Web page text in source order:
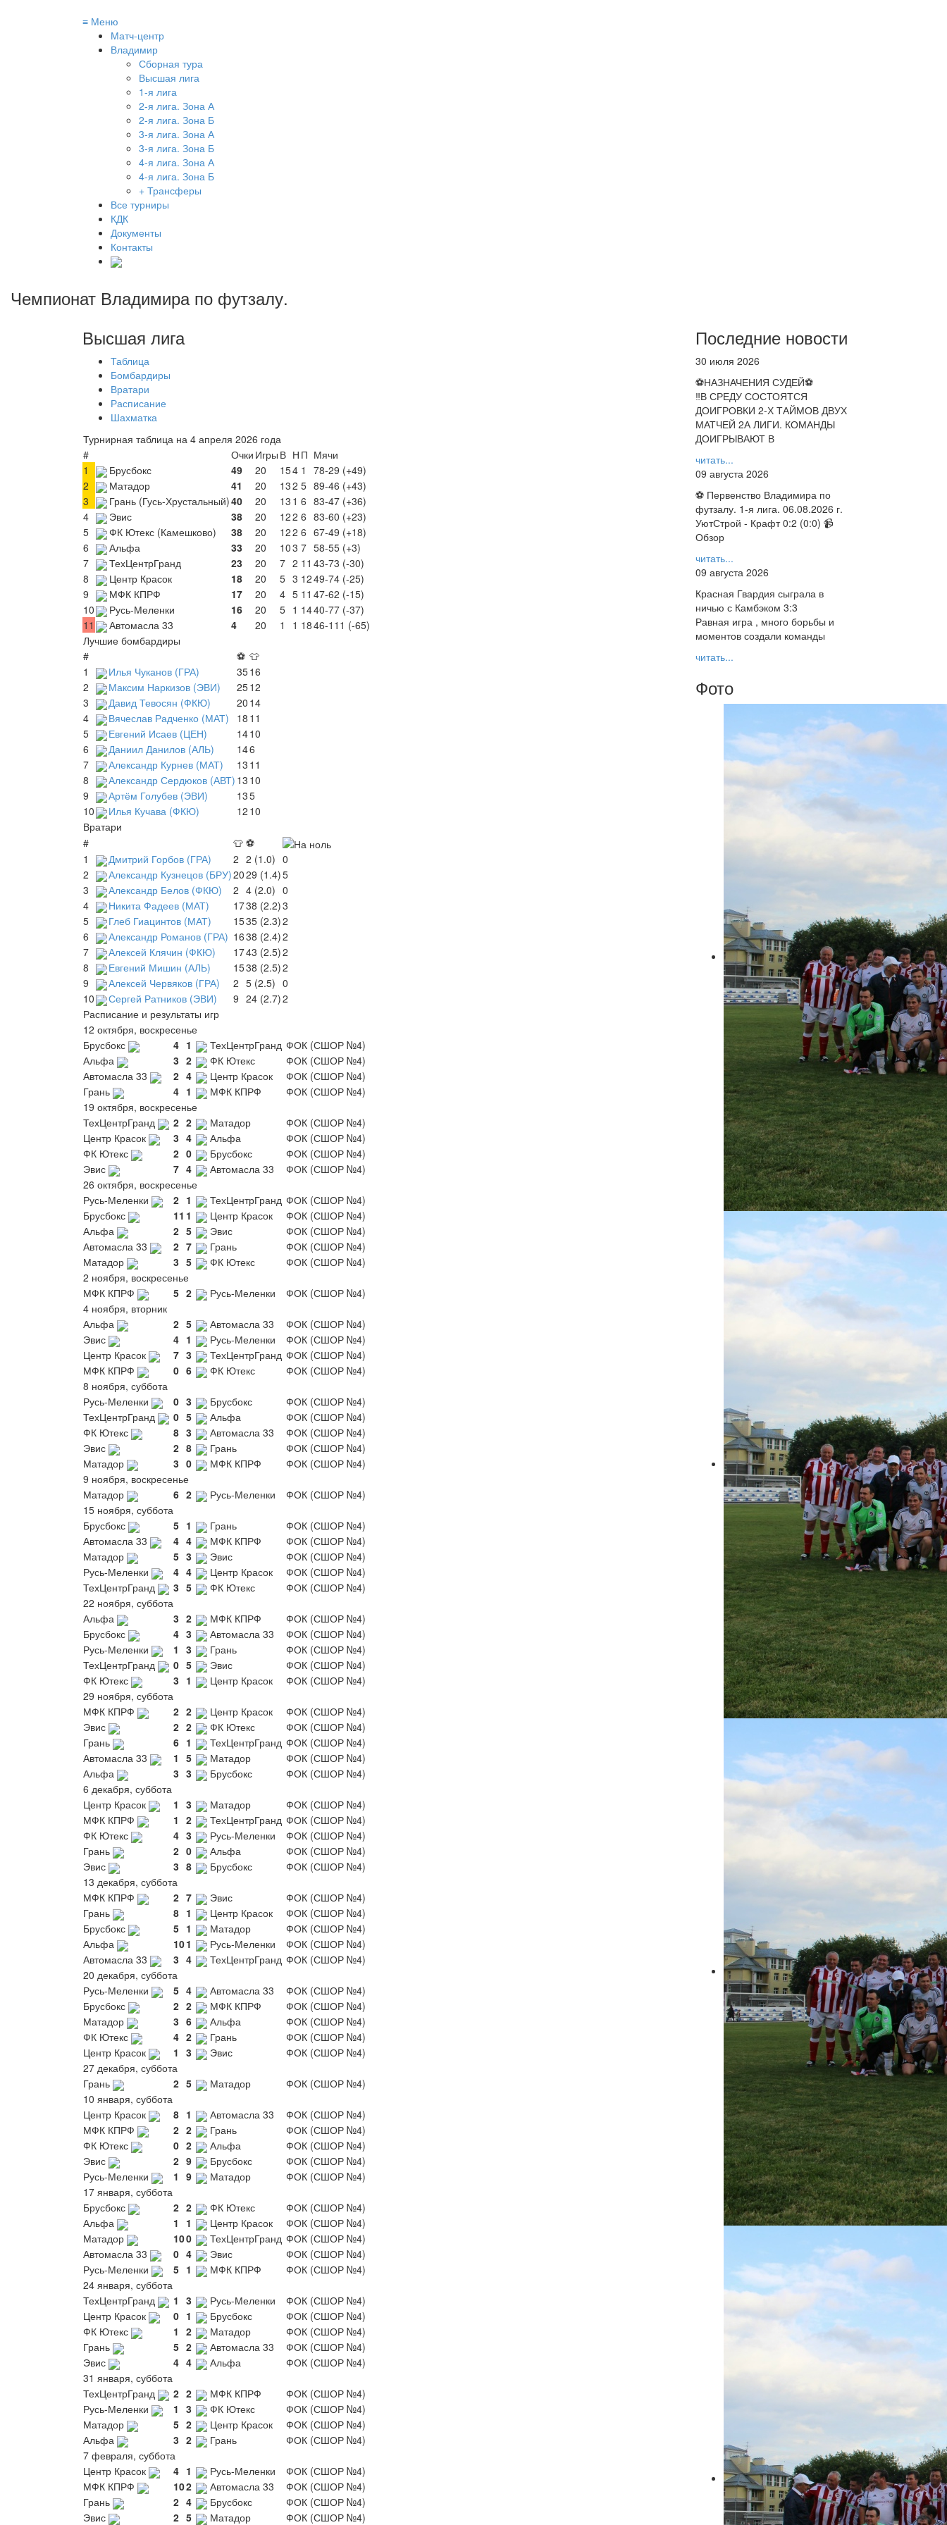
≡ Меню
Матч-центр
Владимир
Сборная тура
Высшая лига
1-я лига
2-я лига. Зона А
2-я лига. Зона Б
3-я лига. Зона А
3-я лига. Зона Б
4-я лига. Зона А
4-я лига. Зона Б
+ Трансферы
Все турниры
КДК
Документы
Контакты
Чемпионат Владимира по футзалу.
Высшая лига
Таблица
Бомбардиры
Вратари
Расписание
Шахматка
Турнирная таблица на 4 апреля 2026 года
#
Очки Игры В Н П Мячи
1
Брусбокс 49 20 154 1
78-29 (+49)
2
Матадор 41 20 132 5 89-46 (+43)
3
Грань (Гусь-Хрустальный)40 20 13 1 6 83-47 (+36)
4
Эвис 38 20 122 6 83-60 (+23)
5
ФК Ютекс (Камешково) 38 20 122 6 67-49 (+18)
6
Альфа 33 20 103 7 58-55 (+3)
7
ТехЦентрГранд 23 20 7 2 11 43-73 (-30)
8
Центр Красок 18 20 5 3 1249-74 (-25)
9
МФК КПРФ 17 20 4 5 11 47-62 (-15)
10
Русь-Меленки 16 20 5 1 1440-77 (-37)
11
Автомасла 33 4 20 1 1 1846-111 (-65)
Лучшие бомбардиры
#
⚽ 👕
1
Илья Чуканов (ГРА) 3516
2
Максим Наркизов (ЭВИ) 2512
3
Давид Тевосян (ФКЮ) 20 14
4
Вячеслав Радченко (МАТ) 18 11
5
Евгений Исаев (ЦЕН) 1410
6
Даниил Данилов (АЛЬ) 146
7
Александр Курнев (МАТ) 13 11
8
Александр Сердюков (АВТ) 13 10
9
Артём Голубев (ЭВИ) 135
10
Илья Кучава (ФКЮ) 12 10
Вратари
#
👕 ⚽
1
Дмитрий Горбов (ГРА) 2 2 (1.0) 0
2
Александр Кузнецов (БРУ)2029 (1.4)5
3
Александр Белов (ФКЮ) 2 4 (2.0) 0
4
Никита Фадеев (МАТ) 1738 (2.2)3
5
Глеб Гиацинтов (МАТ) 1535 (2.3)2
6
Александр Романов (ГРА) 1638 (2.4)2
7
Алексей Клячин (ФКЮ) 1743 (2.5)2
8
Евгений Мишин (АЛЬ) 1538 (2.5)2
9
Алексей Червяков (ГРА) 2 5 (2.5) 0
10
Сергей Ратников (ЭВИ) 9 24 (2.7)2
Расписание и результаты игр
12 октября, воскресенье
Брусбокс
4 1 ТехЦентрГранд ФОК (СШОР №4)
Альфа
3 2 ФК Ютекс
ФОК (СШОР №4)
Автомасла 33
2 4 Центр Красок
ФОК (СШОР №4)
Грань
4 1 МФК КПРФ
ФОК (СШОР №4)
19 октября, воскресенье
ТехЦентрГранд
2 2 Матадор
ФОК (СШОР №4)
Центр Красок
3 4 Альфа
ФОК (СШОР №4)
ФК Ютекс
2 0 Брусбокс
ФОК (СШОР №4)
Эвис
7 4 Автомасла 33
ФОК (СШОР №4)
26 октября, воскресенье
Русь-Меленки
2 1 ТехЦентрГранд ФОК (СШОР №4)
Брусбокс
11 1 Центр Красок
ФОК (СШОР №4)
Альфа
2 5 Эвис
ФОК (СШОР №4)
Автомасла 33
2 7 Грань
ФОК (СШОР №4)
Матадор
3 5 ФК Ютекс
ФОК (СШОР №4)
2 ноября, воскресенье
МФК КПРФ
5 2 Русь-Меленки
ФОК (СШОР №4)
4 ноября, вторник
Альфа
2 5 Автомасла 33
ФОК (СШОР №4)
Эвис
4 1 Русь-Меленки
ФОК (СШОР №4)
Центр Красок
7 3 ТехЦентрГранд ФОК (СШОР №4)
МФК КПРФ
0 6 ФК Ютекс
ФОК (СШОР №4)
8 ноября, суббота
Русь-Меленки
0 3 Брусбокс
ФОК (СШОР №4)
ТехЦентрГранд
0 5 Альфа
ФОК (СШОР №4)
ФК Ютекс
8 3 Автомасла 33
ФОК (СШОР №4)
Эвис
2 8 Грань
ФОК (СШОР №4)
Матадор
3 0 МФК КПРФ
ФОК (СШОР №4)
9 ноября, воскресенье
Матадор
6 2 Русь-Меленки
ФОК (СШОР №4)
15 ноября, суббота
Брусбокс
5 1 Грань
ФОК (СШОР №4)
Автомасла 33
4 4 МФК КПРФ
ФОК (СШОР №4)
Матадор
5 3 Эвис
ФОК (СШОР №4)
Русь-Меленки
4 4 Центр Красок
ФОК (СШОР №4)
ТехЦентрГранд
3 5 ФК Ютекс
ФОК (СШОР №4)
22 ноября, суббота
Альфа
3 2 МФК КПРФ
ФОК (СШОР №4)
Брусбокс
4 3 Автомасла 33
ФОК (СШОР №4)
Русь-Меленки
1 3 Грань
ФОК (СШОР №4)
ТехЦентрГранд
0 5 Эвис
ФОК (СШОР №4)
ФК Ютекс
3 1 Центр Красок
ФОК (СШОР №4)
29 ноября, суббота
МФК КПРФ
2 2 Центр Красок
ФОК (СШОР №4)
Эвис
2 2 ФК Ютекс
ФОК (СШОР №4)
Грань
6 1 ТехЦентрГранд ФОК (СШОР №4)
Автомасла 33
1 5 Матадор
ФОК (СШОР №4)
Альфа
3 3 Брусбокс
ФОК (СШОР №4)
6 декабря, суббота
Центр Красок
1 3 Матадор
ФОК (СШОР №4)
МФК КПРФ
1 2 ТехЦентрГранд ФОК (СШОР №4)
ФК Ютекс
4 3 Русь-Меленки
ФОК (СШОР №4)
Грань
2 0 Альфа
ФОК (СШОР №4)
Эвис
3 8 Брусбокс
ФОК (СШОР №4)
13 декабря, суббота
МФК КПРФ
2 7 Эвис
ФОК (СШОР №4)
Грань
8 1 Центр Красок
ФОК (СШОР №4)
Брусбокс
5 1 Матадор
ФОК (СШОР №4)
Альфа
101 Русь-Меленки
ФОК (СШОР №4)
Автомасла 33
3 4 ТехЦентрГранд ФОК (СШОР №4)
20 декабря, суббота
Русь-Меленки
5 4 Автомасла 33
ФОК (СШОР №4)
Брусбокс
2 2 МФК КПРФ
ФОК (СШОР №4)
Матадор
3 6 Альфа
ФОК (СШОР №4)
ФК Ютекс
4 2 Грань
ФОК (СШОР №4)
Центр Красок
1 3 Эвис
ФОК (СШОР №4)
27 декабря, суббота
Грань
2 5 Матадор
ФОК (СШОР №4)
10 января, суббота
Центр Красок
8 1 Автомасла 33
ФОК (СШОР №4)
МФК КПРФ
2 2 Грань
ФОК (СШОР №4)
ФК Ютекс
0 2 Альфа
ФОК (СШОР №4)
Эвис
2 9 Брусбокс
ФОК (СШОР №4)
Русь-Меленки
1 9 Матадор
ФОК (СШОР №4)
17 января, суббота
Брусбокс
2 2 ФК Ютекс
ФОК (СШОР №4)
Альфа
1 1 Центр Красок
ФОК (СШОР №4)
Матадор
100 ТехЦентрГранд ФОК (СШОР №4)
Автомасла 33
0 4 Эвис
ФОК (СШОР №4)
Русь-Меленки
5 1 МФК КПРФ
ФОК (СШОР №4)
24 января, суббота
ТехЦентрГранд
1 3 Русь-Меленки
ФОК (СШОР №4)
Центр Красок
0 1 Брусбокс
ФОК (СШОР №4)
ФК Ютекс
1 2 Матадор
ФОК (СШОР №4)
Грань
5 2 Автомасла 33
ФОК (СШОР №4)
Эвис
4 4 Альфа
ФОК (СШОР №4)
31 января, суббота
ТехЦентрГранд
2 2 МФК КПРФ
ФОК (СШОР №4)
Русь-Меленки
1 3 ФК Ютекс
ФОК (СШОР №4)
Матадор
5 2 Центр Красок
ФОК (СШОР №4)
Альфа
3 2 Грань
ФОК (СШОР №4)
7 февраля, суббота
Центр Красок
4 1 Русь-Меленки
ФОК (СШОР №4)
МФК КПРФ
102 Автомасла 33
ФОК (СШОР №4)
Грань
2 4 Брусбокс
ФОК (СШОР №4)
Эвис
2 5 Матадор ФОК (СШОР №4)
Последние новости
30 июля 2026
⚽НАЗНАЧЕНИЯ СУДЕЙ⚽
‼В СРЕДУ СОСТОЯТСЯ
ДОИГРОВКИ 2-Х ТАЙМОВ ДВУХ
МАТЧЕЙ 2А ЛИГИ. КОМАНДЫ
ДОИГРЫВАЮТ В
читать...
09 августа 2026
⚽ Первенство Владимира по
футзалу. 1-я лига. 06.08.2026 г.
УютСтрой - Крафт 0:2 (0:0) 📹
Обзор
читать...
09 августа 2026
Красная Гвардия сыграла в
ничью с Камбэком 3:3
Равная игра , много борьбы и
моментов создали команды
читать...
Фото